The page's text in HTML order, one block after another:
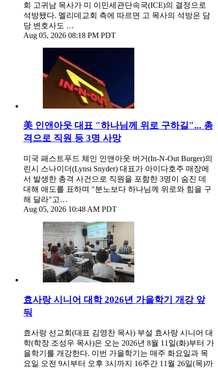
회 고귀남 목사가 미 이민세관단속국(ICE)의 결정으로
석방됐다. 멜리데교회 측에 따르면 고 목사의 석방은 담
당 변호사도 …
Aug 05, 2026 08:18 PM PDT
美 인앤아웃 대표 "하나님께 위로 구하길"... 총
격으로 직원 등 3명 사망
미국 패스트푸드 체인 인앤아웃 버거(In-N-Out Burger)의
린시 스나이더(Lynsi Snyder) 대표가 아이다호주 매장에
서 발생한 총격 사건으로 직원을 포함한 3명이 숨진 데
대해 애도를 표하며 "분노보다 하나님께 위로와 힘을 구
해 달라"고…
Aug 05, 2026 10:48 AM PDT
효사랑 시니어 대학 2026년 가을학기 개강 앞
둬
효사랑 선교회(대표 김영찬 목사) 부설 효사랑 시니어 대
학(학장 조성우 목사)은 오는 2026년 8월 11일(화)부터 가
을학기를 개강한다. 이번 가을학기는 매주 화요일과 목
요일 오전 9시부터 오후 3시까지 16주간 11월 26일(목)까